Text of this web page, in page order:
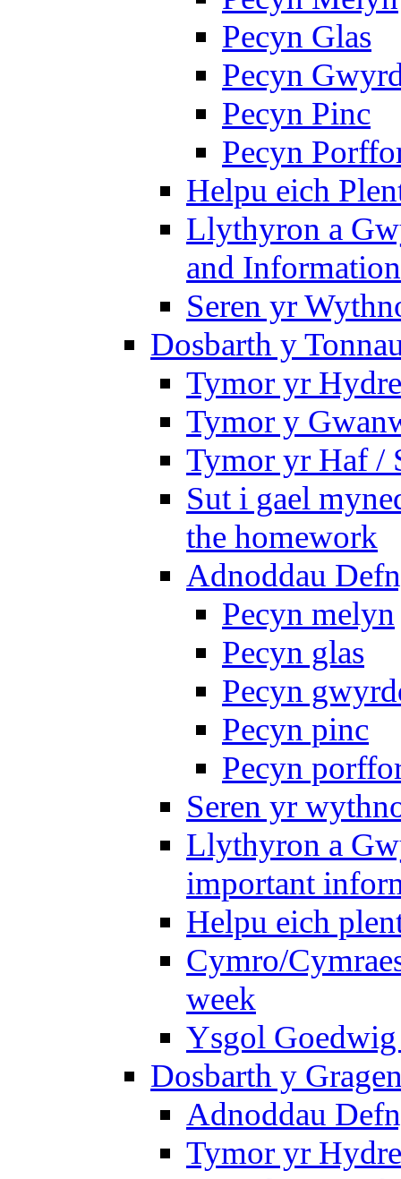
Pecyn Glas
Pecyn
Pecyn Pinc
Pecyn
Helpu eich
Llythyron a
and Information
Seren yr
Dosbarth y
Tymor yr
Tymor y
Tymor yr Haf /
Sut i gael
the homework
Adnoddau
Pecyn melyn
Pecyn glas
Pecyn
Pecyn pinc
Pecyn
Seren yr
Llythyron a
important
Helpu eich
Cymro/
week
Ysgol
Dosbarth y
Adnoddau
Tymor yr